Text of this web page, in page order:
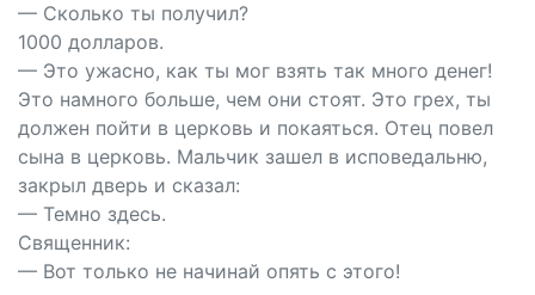
— Сколько ты получил?
1000 долларов.
— Это ужасно, как ты мог взять так много денег!
Это намного больше, чем они стоят. Это грех, ты
должен пойти в церковь и покаяться. Отец повел
сына в церковь. Мальчик зашел в исповедальню,
закрыл дверь и сказал:
— Темно здесь.
Священник:
— Вот только не начинай опять с этого!